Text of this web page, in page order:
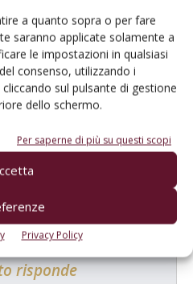
a quanto sopra o per fare
saranno applicate solamente a
le impostazioni in qualsiasi
consenso, utilizzando i
sul pulsante di gestione
dello schermo.
Per saperne di più su questi scopi
Privacy Policy
e Prodotti
adesso
risponde